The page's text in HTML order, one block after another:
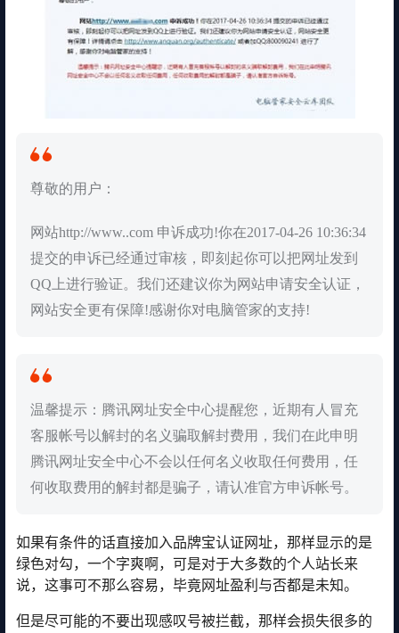
尊敬的用户：
网站http://www..com 申诉成功!你在2017-04-26 10:36:34
提交的申诉已经通过审核，即刻起你可以把网址发到
QQ上进行验证。我们还建议你为网站申请安全认证，
网站安全更有保障!感谢你对电脑管家的支持!
温馨提示：腾讯网址安全中心提醒您，近期有人冒充
客服帐号以解封的名义骗取解封费用，我们在此申明
腾讯网址安全中心不会以任何名义收取任何费用，任
何收取费用的解封都是骗子，请认准官方申诉帐号。
如果有条件的话直接加入品牌宝认证网址，那样显示的是
绿色对勾，一个字爽啊，可是对于大多数的个人站长来
说，这事可不那么容易，毕竟网址盈利与否都是未知。
但是尽可能的不要出现感叹号被拦截，那样会损失很多的